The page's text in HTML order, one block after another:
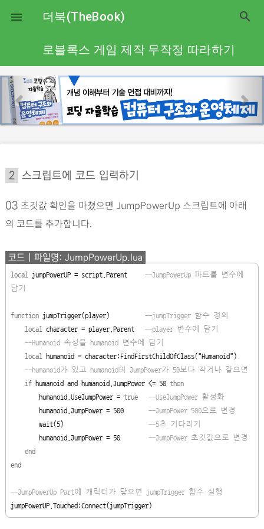
close
 더북(TheBook) search
로블록스 게임 제작 무작정 따라하기
p
r
e
u
s
e
x
2 스크립트에 코드 입력하기
03 초깃값 확인을 마쳤으면 JumpPowerUp 스크립트에 아래
의 코드를 추가합니다.
코드 | 파일명: JumpPowerUp.lua
local jumpPowerUP = script.Parent --JumpPowerUp 파트를 변수에
담기
function jumpTrigger(player) --jumpTrigger 함수 정의
local
character = player.Parent --player 변수에 담기
--Humanoid 속성을 humanoid 변수에 담기
local
humanoid = character:FindFirstChildOfClass("Humanoid")
--humanoid가 있고 humanoid의 JumpPower가 50보다 작거나 같으면
if humanoid and humanoid.JumpPower <= 50 then
        humanoid.UseJumpPower =
true --UseJumpPower 활성화
        humanoid.JumpPower =
500 --JumpPower 500으로 변경
        wait(
5) --5초 기다리기
        humanoid.JumpPower =
50
--JumpPower 초깃값으로 변경
end
end
--JumpPowerUp Part에 캐릭터가 닿으면 jumpTrigger 함수 실행
jumpPowerUP.Touched:Connect(jumpTrigger)